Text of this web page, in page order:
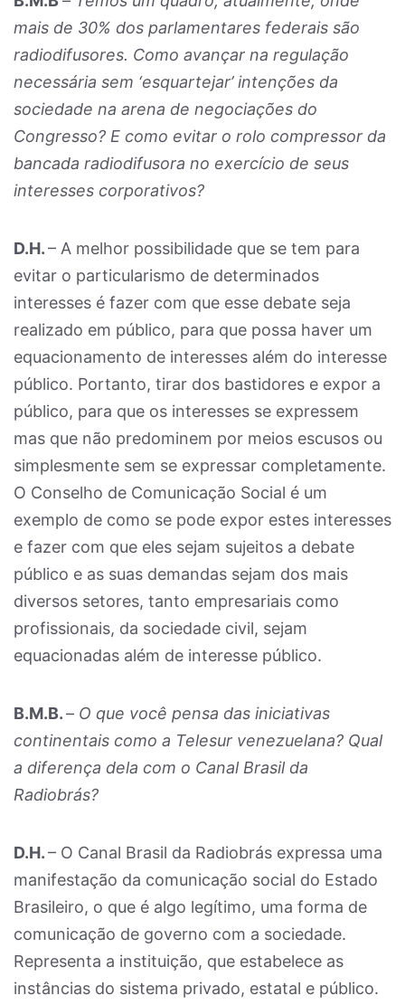
mais de 30% dos parlamentares federais são
radiodifusores. Como avançar na regulação
necessária sem ‘esquartejar’ intenções da
sociedade na arena de negociações do
Congresso? E como evitar o rolo compressor da
bancada radiodifusora no exercício de seus
interesses corporativos?
D.H.– A melhor possibilidade que se tem para
evitar o particularismo de determinados
interesses é fazer com que esse debate seja
realizado em público, para que possa haver um
equacionamento de interesses além do interesse
público. Portanto, tirar dos bastidores e expor a
público, para que os interesses se expressem
mas que não predominem por meios escusos ou
simplesmente sem se expressar completamente.
O Conselho de Comunicação Social é um
exemplo de como se pode expor estes interesses
e fazer com que eles sejam sujeitos a debate
público e as suas demandas sejam dos mais
diversos setores, tanto empresariais como
profissionais, da sociedade civil, sejam
equacionadas além de interesse público.
B.M.B.– O que você pensa das iniciativas
continentais como a Telesur venezuelana? Qual
a diferença dela com o Canal Brasil da
Radiobrás?
D.H.– O Canal Brasil da Radiobrás expressa uma
manifestação da comunicação social do Estado
Brasileiro, o que é algo legítimo, uma forma de
comunicação de governo com a sociedade.
Representa a instituição, que estabelece as
instâncias do sistema privado, estatal e público.